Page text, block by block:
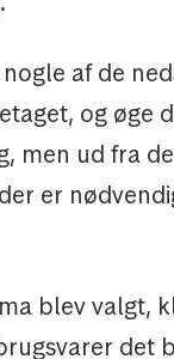
af de
og øge
men ud fra
er
blev valgt,
det